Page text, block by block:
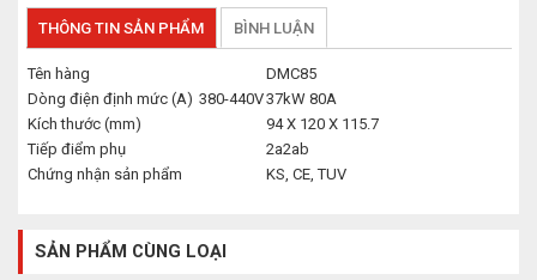
THÔNG TIN SẢN PHẨM BÌNH LUẬN
Tên hàng
DMC85
Dòng điện định mức (A) 380-440V37kW 80A
Kích thước (mm)
94 X 120 X 115.7
Tiếp điểm phụ
2a2ab
Chứng nhận sản phẩm
KS, CE, TUV
SẢN PHẨM CÙNG LOẠI